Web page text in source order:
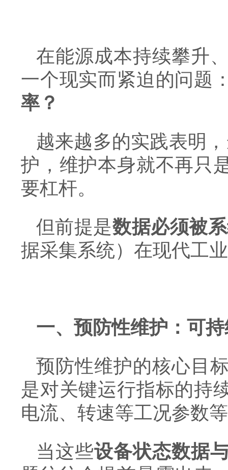
在能源成本持续攀升
一个现实而紧迫的问题
率？
越来越多的实践表明
护，维护本身就不再只
要杠杆。
但前提是数据必须被
据采集系统）在现代工
一、预防性维护：可
预防性维护的核心目
是对关键运行指标的持
电流、转速等工况参数
当这些设备状态数据